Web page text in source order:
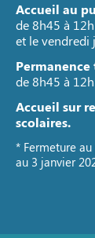
Accueil au
de 8h45 à
et le vendredi
de 8h45 à
Accueil sur
scolaires.
* Fermeture
au 3 janvier